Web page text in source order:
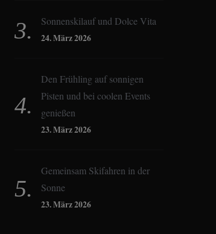
Sonnenskilauf und Dolce Vita
24. März 2026
Den Frühling auf sonnigen
Pisten und bei coolen Events
genießen
23. März 2026
Gemeinsam Skifahren in der
Sonne
23. März 2026